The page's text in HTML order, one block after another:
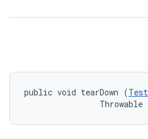
public void tearDown (
Throwable